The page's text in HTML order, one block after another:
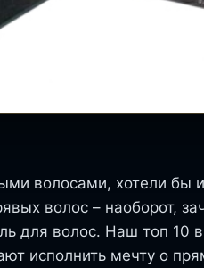
волосами, хотели бы
волос – наоборот,
для волос. Наш топ 10
исполнить мечту о